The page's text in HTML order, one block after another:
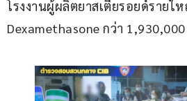
โรงงานผู้ผลิตยาสเตียรอยด์รายใ
Dexamethasone กว่า 1,930,000